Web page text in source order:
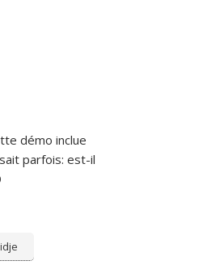
démo inclue
parfois: est-il